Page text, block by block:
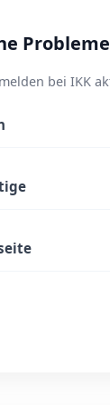
bei IKK